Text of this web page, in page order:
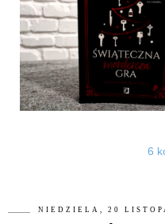
6
NIEDZIELA, 20